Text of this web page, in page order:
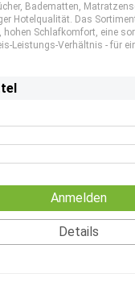
Badematten,
Hotelqualität. Das
hohen Schlafkomfort, eine
Leistungs-Verhältnis - für
Anmelden
Details